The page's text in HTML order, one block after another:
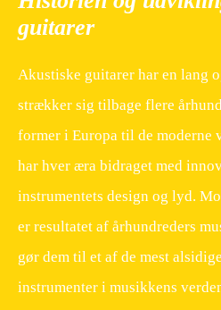
guitarer
Akustiske guitarer har en lang
strækker sig tilbage flere
former i Europa til de moderne
har hver æra bidraget med
instrumentets design og lyd.
er resultatet af århundreders
gør dem til et af de mest
instrumenter i musikkens